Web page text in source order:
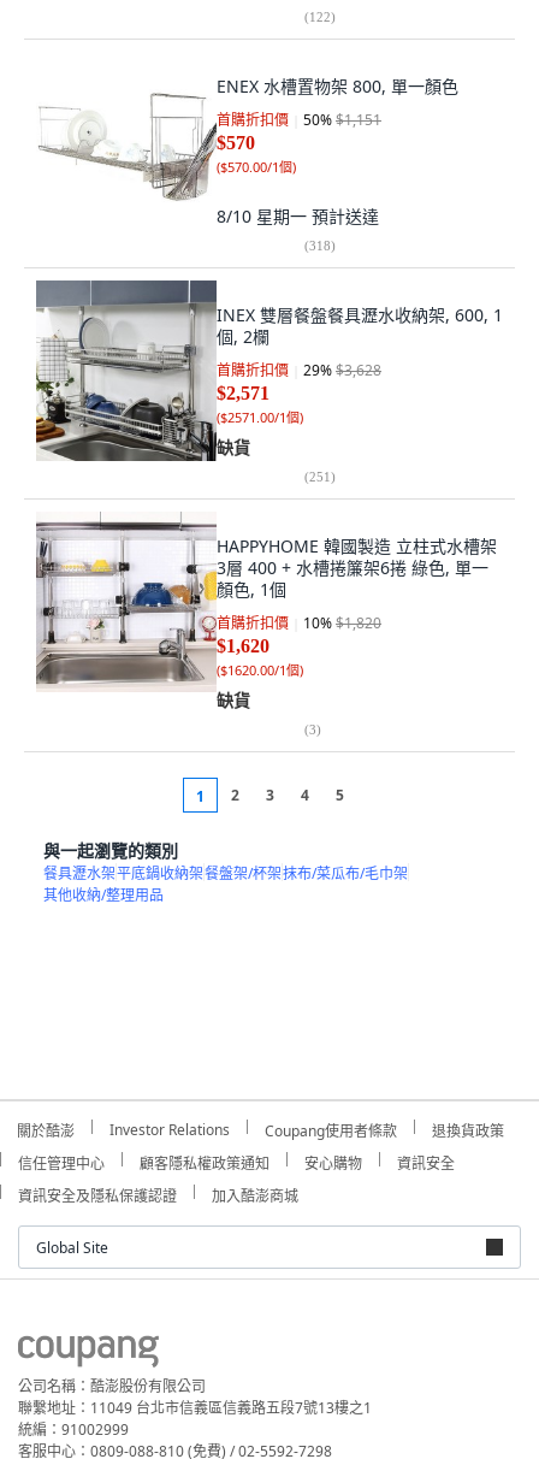
(122)
ENEX 水槽置物架 800, 單一顏色
首購折扣價 50%$1,151
$570
($570.00/1個)
8/10 星期一 預計送達
(318)
INEX 雙層餐盤餐具瀝水收納架, 600, 1
個, 2欄
首購折扣價 29%$3,628
$2,571
($2571.00/1個)
缺貨
(251)
HAPPYHOME 韓國製造 立柱式水槽架
3層 400 + 水槽捲簾架6捲 綠色, 單一
顏色, 1個
首購折扣價 10%$1,820
$1,620
($1620.00/1個)
缺貨
(3)
1 2 3 4 5
與一起瀏覽的類別
餐具瀝水架平底鍋收納架餐盤架/杯架抹布/菜瓜布/毛巾架
其他收納/整理用品
關於酷澎 Investor Relations Coupang使用者條款
退換貨政策
信任管理中心
顧客隱私權政策通知 安心購物
資訊安全
資訊安全及隱私保護認證
加入酷澎商城
Global Site
公司名稱：酷澎股份有限公司
聯繫地址：11049 台北市信義區信義路五段7號13樓之1
統編：91002999
客服中心：0809-088-810 (免費) / 02-5592-7298